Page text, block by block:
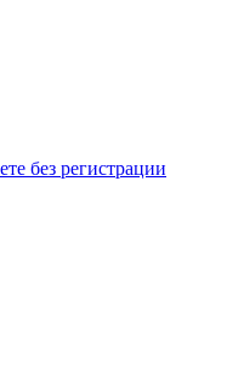
без регистрации